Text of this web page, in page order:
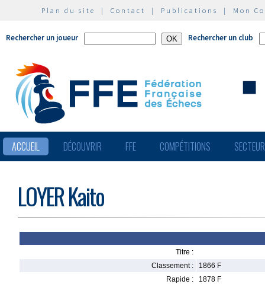
Plan du site | Contact | Publications | Mon
Rechercher un joueur Rechercher un club
ACCUEIL DÉCOUVRIR FFE COMPÉTITIONS
LOYER Kaito
Titre :
Classement :
1866 F
Rapide :
1878 F